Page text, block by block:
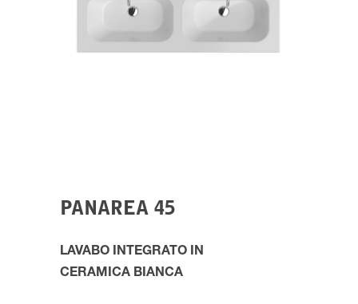
PANAREA 45
LAVABO INTEGRATO IN
CERAMICA BIANCA